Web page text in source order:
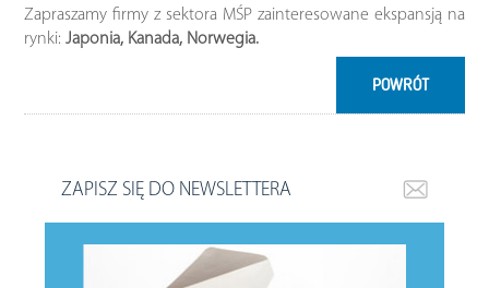
Zapraszamy firmy z sektora MŚP zainteresowane ekspansją na
rynki:Japonia, Kanada, Norwegia.
POWRÓT
ZAPISZ SIĘ DO NEWSLETTERA